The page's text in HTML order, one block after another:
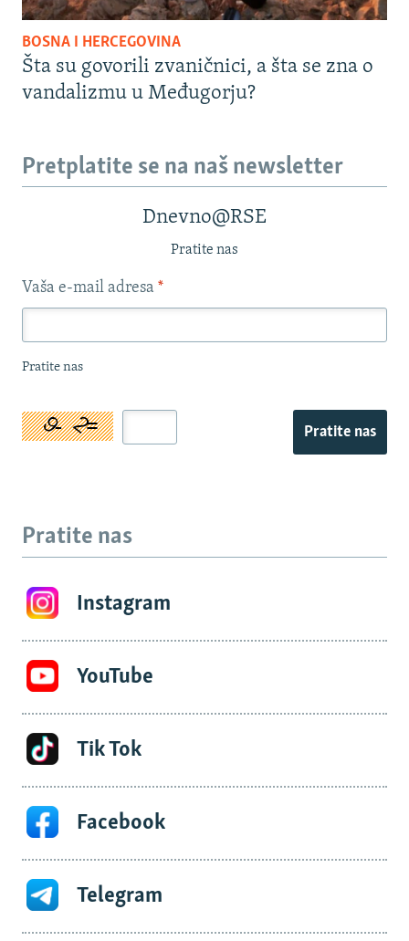
BOSNA I HERCEGOVINA
Šta su govorili zvaničnici, a šta se zna o
vandalizmu u Međugorju?
Pretplatite se na naš newsletter
Dnevno@RSE
Pratite nas
Vaša e-mail adresa *
Pratite nas
Pratite nas
Pratite nas
Instagram
YouTube
Tik Tok
Facebook
Telegram